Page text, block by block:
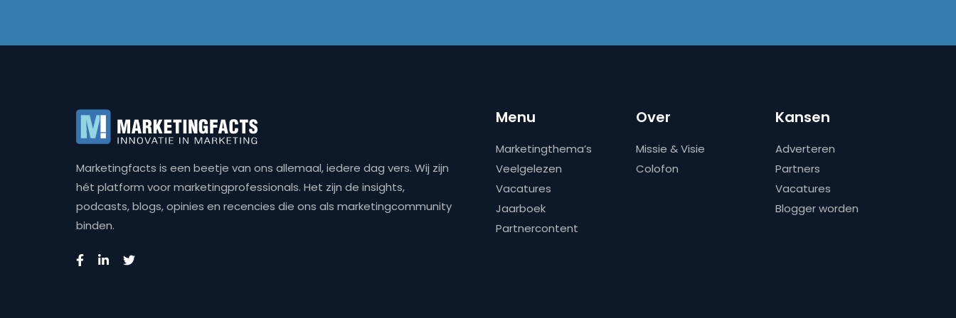
Marketingfacts is een beetje van ons allemaal, iedere dag vers. Wij zijn
hét platform voor marketingprofessionals. Het zijn de insights,
podcasts, blogs, opinies en recencies die ons als marketingcommunity
binden.
Menu
Marketingthema’s
Veelgelezen
Vacatures
Jaarboek
Partnercontent
Over
Missie & Visie
Colofon
Kansen
Adverteren
Partners
Vacatures
Blogger worden